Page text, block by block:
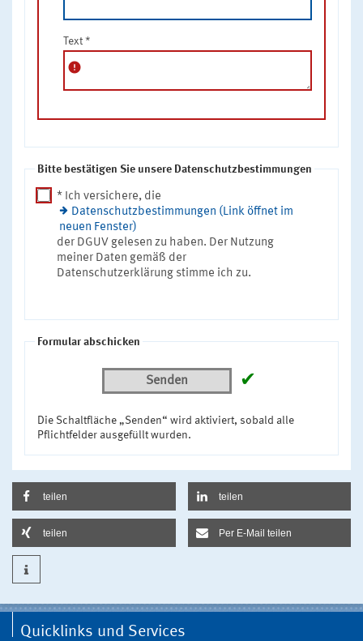
Text *
error
Bitte bestätigen Sie unsere Datenschutzbestimmungen
* Ich versichere, die
Datenschutzbestimmungen (Link öffnet im
neuen Fenster)
der DGUV gelesen zu haben. Der Nutzung
meiner Daten gemäß der
Datenschutzerklärung stimme ich zu.
Formular abschicken
Senden ✔
Die Schaltfläche „Senden“ wird aktiviert, sobald alle
Pflichtfelder ausgefüllt wurden.
teilen teilen
teilen Per E-Mail teilen
Quicklinks und Services